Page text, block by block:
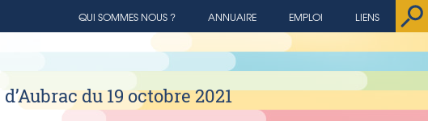
LIENS
EMPLOI
ANNUAIRE
QUI SOMMES NOUS ?
du 19 octobre 2021